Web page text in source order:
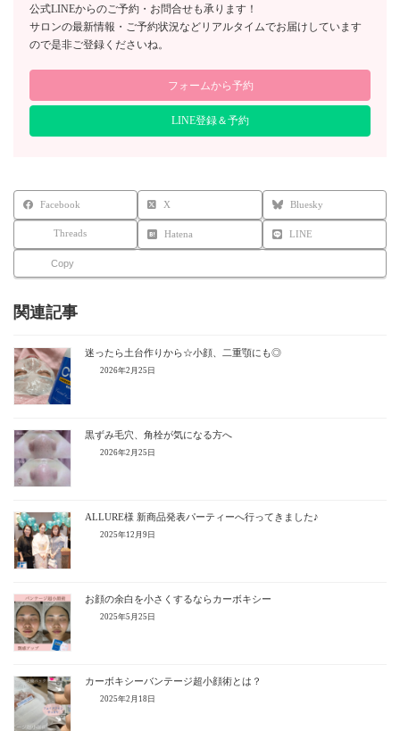
公式LINEからのご予約・お問合せも承ります！
サロンの最新情報・ご予約状況などリアルタイムでお届けしています
ので是非ご登録くださいね。
フォームから予約
LINE登録＆予約
Facebook X Bluesky
Threads Hatena LINE
Copy
関連記事
迷ったら土台作りから☆小顔、二重顎にも◎
2026年2月25日
黒ずみ毛穴、角栓が気になる方へ
2026年2月25日
ALLURE様 新商品発表パーティーへ行ってきました♪
2025年12月9日
お顔の余白を小さくするならカーボキシー
2025年5月25日
カーボキシーバンテージ超小顔術とは？
2025年2月18日